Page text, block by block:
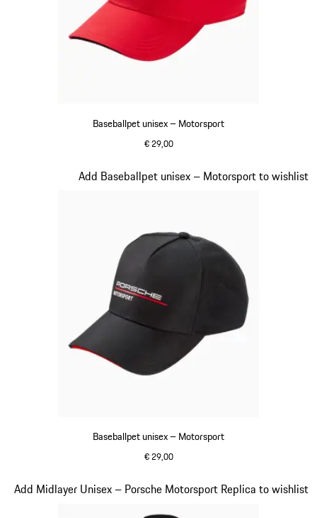
Baseballpet unisex – Motorsport
€ 29,00
Baseballpet unisex – Motorsport
€ 29,00
Add Baseballpet unisex – Motorsport to wishlist
Add Midlayer Unisex – Porsche Motorsport Replica to wishlist
Dia 4 van 20